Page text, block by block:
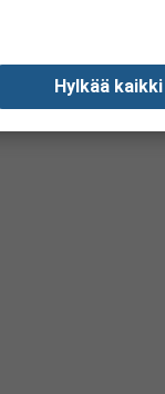
Hylkää kaikki